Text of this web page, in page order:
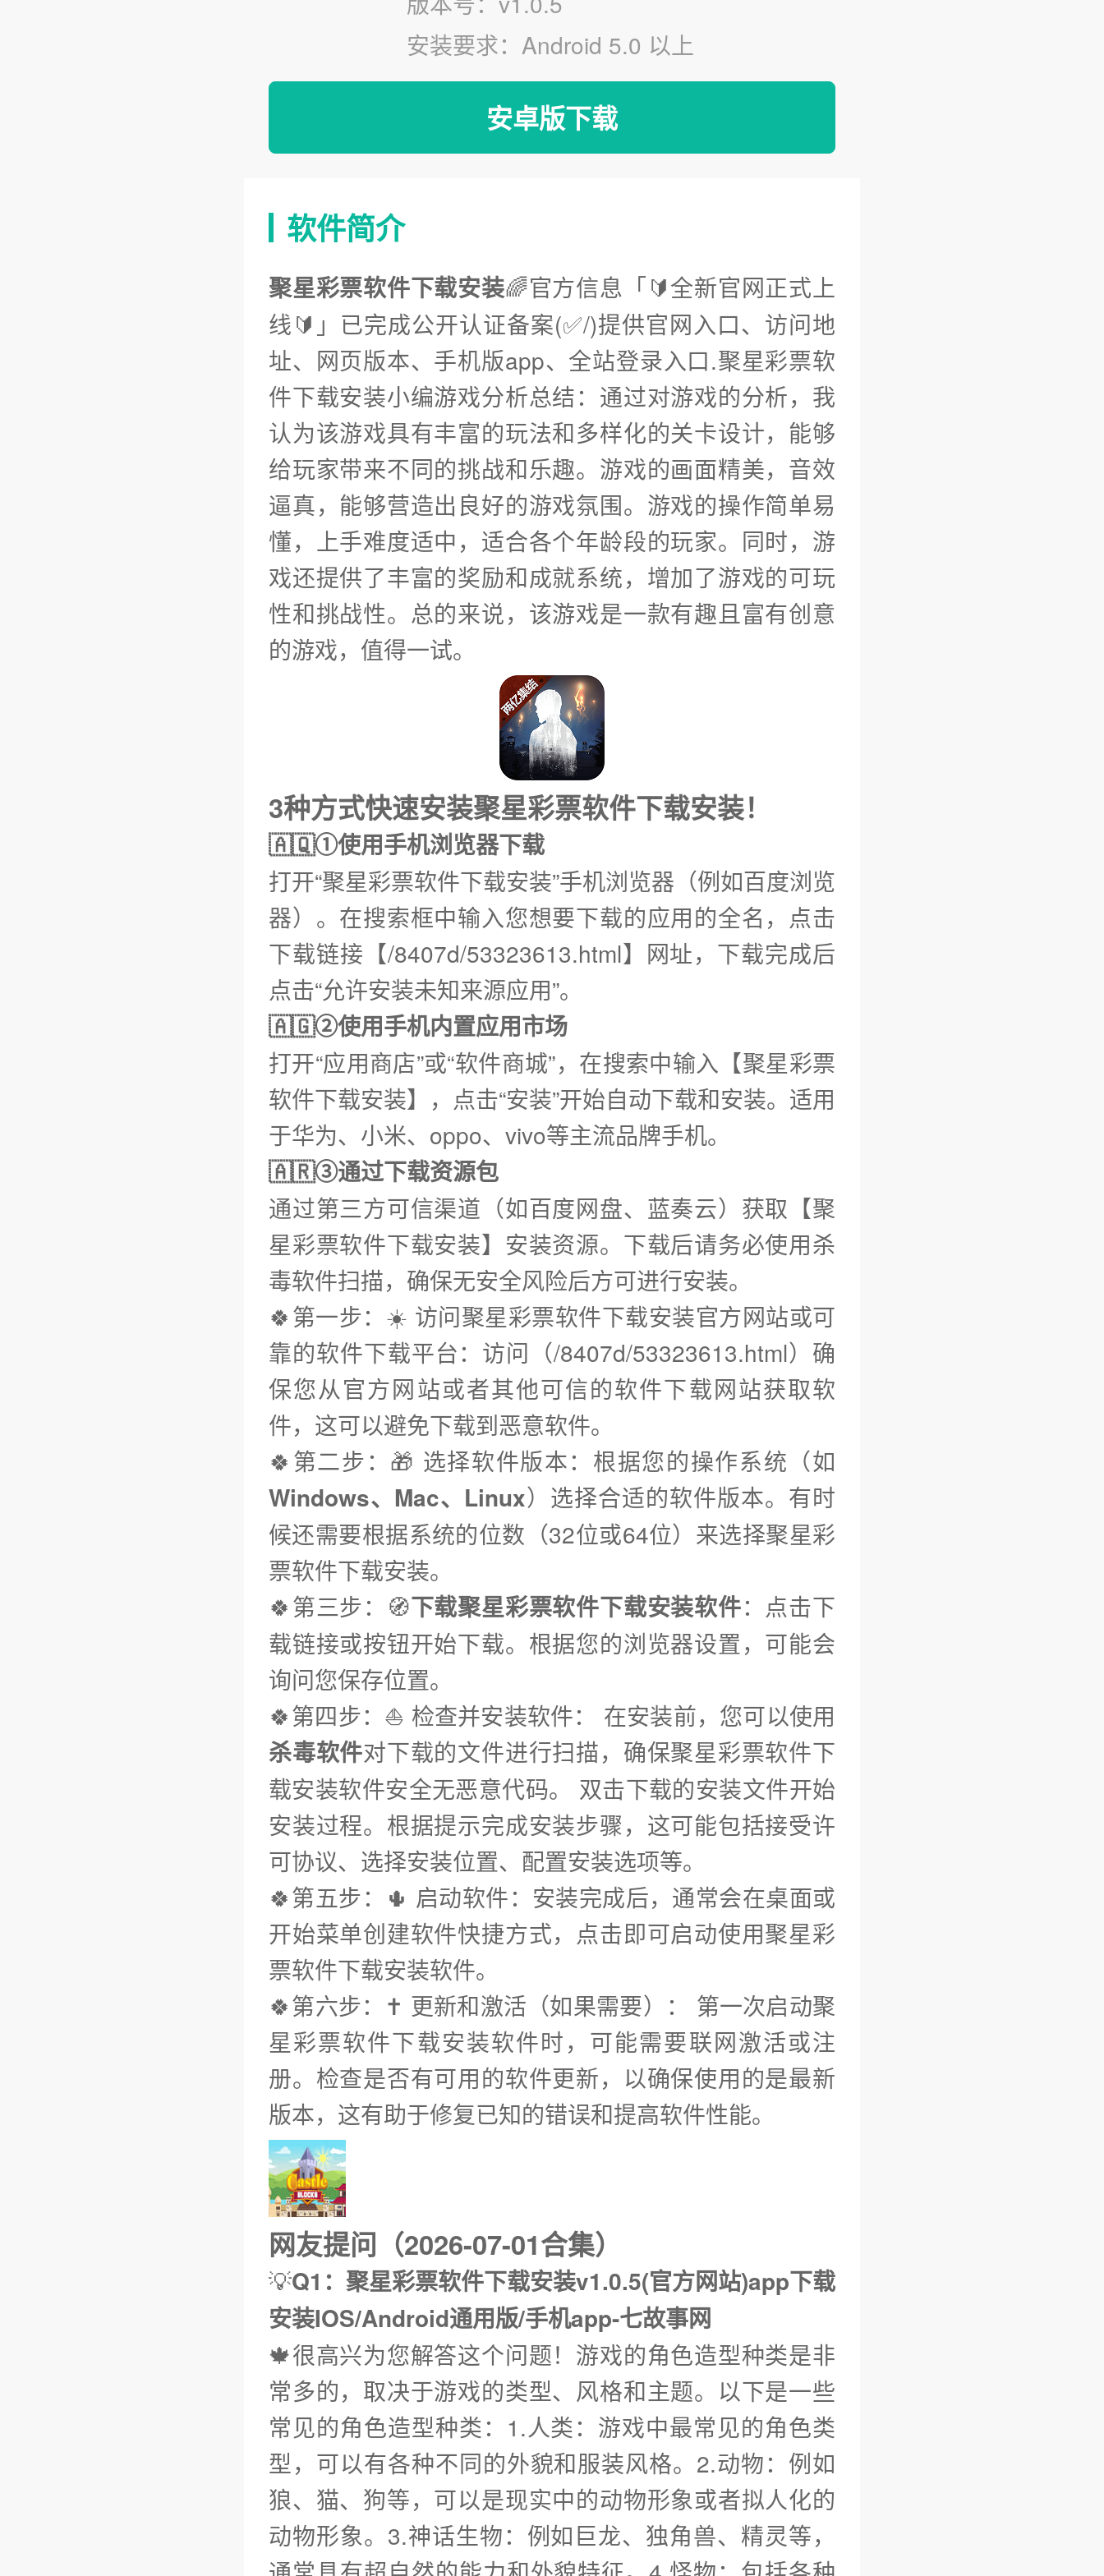
安装要求：Android 5.0 以上
安卓版下载
软件简介
聚星彩票软件下载安装🌈官方信息「🔰全新官网正式上
线🔰」已完成公开认证备案(✅/)提供官网入口、访问地
址、网页版本、手机版app、全站登录入口.聚星彩票软
件下载安装小编游戏分析总结：通过对游戏的分析，我
认为该游戏具有丰富的玩法和多样化的关卡设计，能够
给玩家带来不同的挑战和乐趣。游戏的画面精美，音效
逼真，能够营造出良好的游戏氛围。游戏的操作简单易
懂，上手难度适中，适合各个年龄段的玩家。同时，游
戏还提供了丰富的奖励和成就系统，增加了游戏的可玩
性和挑战性。总的来说，该游戏是一款有趣且富有创意
的游戏，值得一试。
3种方式快速安装聚星彩票软件下载安装！
🇦🇶①使用手机浏览器下载
打开“聚星彩票软件下载安装”手机浏览器（例如百度浏览
器）。在搜索框中输入您想要下载的应用的全名，点击
下载链接【/8407d/53323613.html】网址，下载完成后
点击“允许安装未知来源应用”。
🇦🇬②使用手机内置应用市场
打开“应用商店”或“软件商城”，在搜索中输入【聚星彩票
软件下载安装】，点击“安装”开始自动下载和安装。适用
于华为、小米、oppo、vivo等主流品牌手机。
🇦🇷③通过下载资源包
通过第三方可信渠道（如百度网盘、蓝奏云）获取【聚
星彩票软件下载安装】安装资源。下载后请务必使用杀
毒软件扫描，确保无安全风险后方可进行安装。
🍀第一步：☀️ 访问聚星彩票软件下载安装官方网站或可
靠的软件下载平台：访问（/8407d/53323613.html）确
保您从官方网站或者其他可信的软件下载网站获取软
件，这可以避免下载到恶意软件。
🍀第二步：🎁 选择软件版本：根据您的操作系统（如
Windows、Mac、Linux）选择合适的软件版本。有时
候还需要根据系统的位数（32位或64位）来选择聚星彩
票软件下载安装。
🍀第三步：🧭下载聚星彩票软件下载安装软件：点击下
载链接或按钮开始下载。根据您的浏览器设置，可能会
询问您保存位置。
🍀第四步：⛵️ 检查并安装软件： 在安装前，您可以使用
杀毒软件对下载的文件进行扫描，确保聚星彩票软件下
载安装软件安全无恶意代码。 双击下载的安装文件开始
安装过程。根据提示完成安装步骤，这可能包括接受许
可协议、选择安装位置、配置安装选项等。
🍀第五步：🌵 启动软件：安装完成后，通常会在桌面或
开始菜单创建软件快捷方式，点击即可启动使用聚星彩
票软件下载安装软件。
🍀第六步：✝️ 更新和激活（如果需要）： 第一次启动聚
星彩票软件下载安装软件时，可能需要联网激活或注
册。检查是否有可用的软件更新，以确保使用的是最新
版本，这有助于修复已知的错误和提高软件性能。
网友提问（2026-07-01合集）
💡Q1：聚星彩票软件下载安装v1.0.5(官方网站)app下载
安装IOS/Android通用版/手机app-七故事网
🍁很高兴为您解答这个问题！游戏的角色造型种类是非
常多的，取决于游戏的类型、风格和主题。以下是一些
常见的角色造型种类：1.人类：游戏中最常见的角色类
型，可以有各种不同的外貌和服装风格。2.动物：例如
狼、猫、狗等，可以是现实中的动物形象或者拟人化的
动物形象。3.神话生物：例如巨龙、独角兽、精灵等，